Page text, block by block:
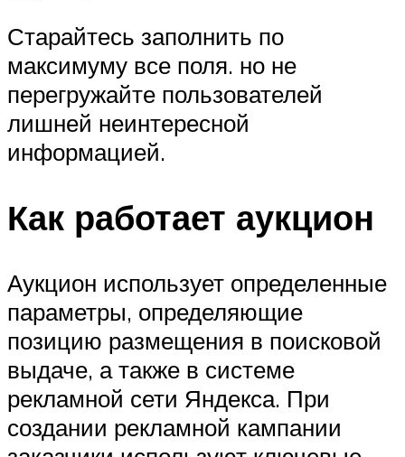
Старайтесь заполнить по
максимуму все поля. но не
перегружайте пользователей
лишней неинтересной
информацией.
Как работает аукцион
Аукцион использует определенные
параметры, определяющие
позицию размещения в поисковой
выдаче, а также в системе
рекламной сети Яндекса. При
создании рекламной кампании